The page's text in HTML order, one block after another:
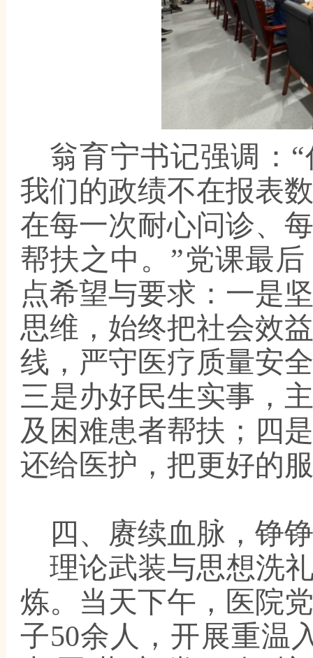
翁育宁书记强调：
我们的政绩不在报表
在每一次耐心问诊、
帮扶之中。”党课最
点希望与要求：一是
思维，始终把社会效
线，严守医疗质量安
三是办好民生实事，
及困难患者帮扶；四
还给医护，把更好的
四、赓续血脉，铮
理论武装与思想洗
炼。当天下午，医院
子50余人，开展重温